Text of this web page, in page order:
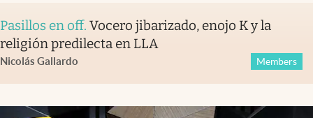
Pasillos en off. Vocero jibarizado, enojo K y la
religión predilecta en LLA
Nicolás Gallardo Members